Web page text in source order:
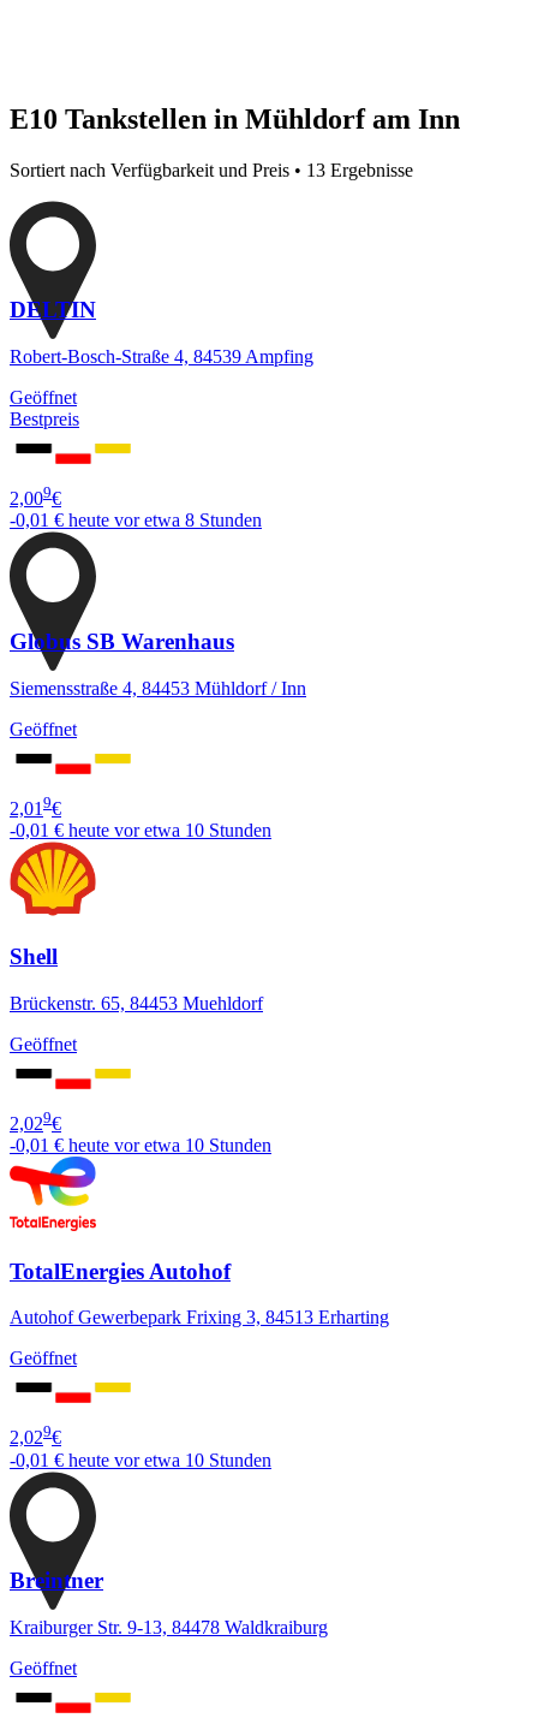
E10 Tankstellen in Mühldorf am Inn
Sortiert nach Verfügbarkeit und Preis • 13 Ergebnisse
DELTIN
Robert-Bosch-Straße 4, 84539 Ampfing
Geöffnet
Bestpreis
2,009€
-0,01 € heute vor etwa 8 Stunden
Globus SB Warenhaus
Siemensstraße 4, 84453 Mühldorf / Inn
Geöffnet
2,01 9€
-0,01 € heute vor etwa 10 Stunden
Shell
Brückenstr. 65, 84453 Muehldorf
Geöffnet
2,029€
-0,01 € heute vor etwa 10 Stunden
TotalEnergies Autohof
Autohof Gewerbepark Frixing 3, 84513 Erharting
Geöffnet
2,029€
-0,01 € heute vor etwa 10 Stunden
Breintner
Kraiburger Str. 9-13, 84478 Waldkraiburg
Geöffnet